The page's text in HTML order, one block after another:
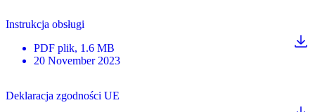
Instrukcja obsługi
PDF plik, 1.6 MB
20 November 2023
Deklaracja zgodności UE